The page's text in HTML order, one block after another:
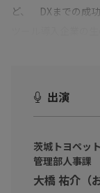
ど、 DXまでの成
《学び》「なるほど
《希望》「ツール
今回は、入社から
ップで支援する「
出演
茨城トヨペッ
管理部人事課
大橋 祐介（